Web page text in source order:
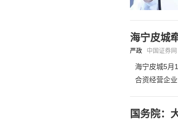
海宁皮城
严政 中国证券网
海宁皮城5月
合资经营企
国务院：